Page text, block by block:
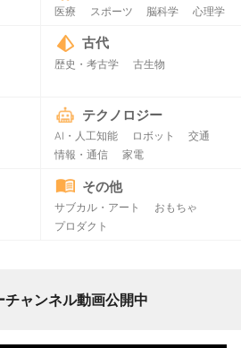
医療 スポーツ 脳科学 心理学
古代
歴史・考古学 古生物
テクノロジー
AI・人工知能 ロボット
交通
情報・通信
家電
その他
サブカル・アート
おもちゃ
プロダクト
チャンネル動画公開中